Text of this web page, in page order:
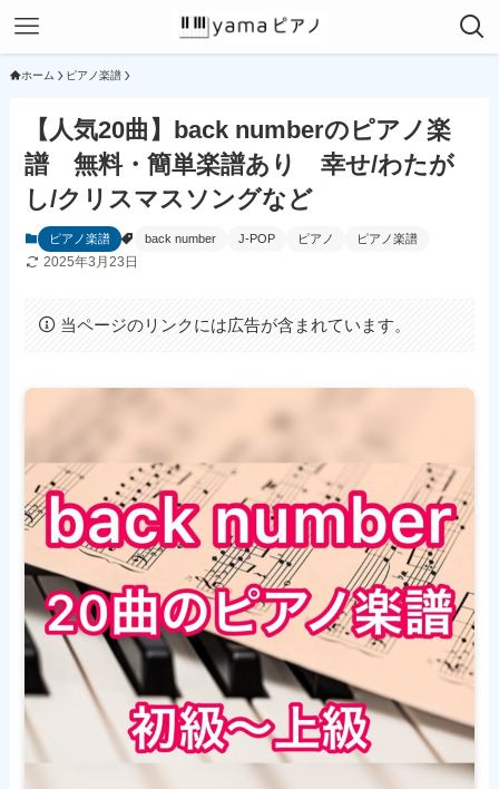
ホーム ピアノ楽譜
【人気20曲】back numberのピアノ楽
譜 無料・簡単楽譜あり 幸せ/わたが
し/クリスマスソングなど
ピアノ楽譜 back number J-POP ピアノ ピアノ楽譜
2025年3月23日
当ページのリンクには広告が含まれています。